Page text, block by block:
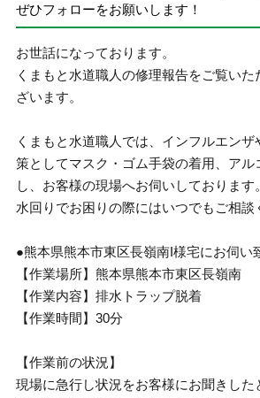
ぜひフォローをお願いします！
お世話になっております。
くまもと水道職人の修理報告をご覧い
ざいます。
くまもと水道職人では、インフルエン
策としてマスク・ゴム手袋の着用、アル
し、お客様の現場へお伺いしております。
水回りでお困りの際にはいつでもご相談
●熊本県熊本市東区長嶺南I様宅にお伺い
【作業場所】熊本県熊本市東区長嶺南
【作業内容】排水トラップ脱着
【作業時間】30分
【作業前の状況】
現場に急行し状況をお客様にお聞きした